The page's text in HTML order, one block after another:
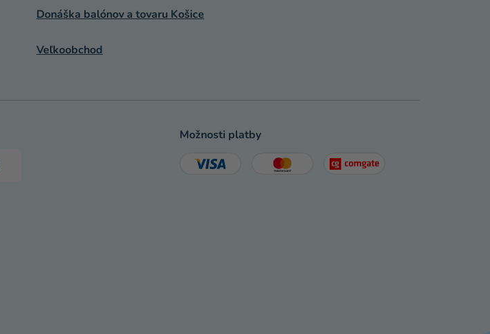
Donáška balónov a tovaru Košice
Veľkoobchod
Možnosti platby